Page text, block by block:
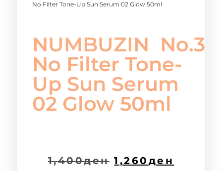
No Filter Tone-Up Sun Serum 02 Glow 50ml
NUMBUZIN No.3
No Filter Tone-
Up Sun Serum
02 Glow 50ml
1,400ден 1,260 ден